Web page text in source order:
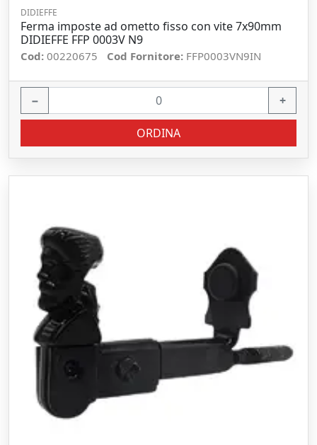
DIDIEFFE
Ferma imposte ad ometto fisso con vite 7x90mm
DIDIEFFE FFP 0003V N9
Cod: 00220675 Cod Fornitore: FFP0003VN9IN
− +
ORDINA